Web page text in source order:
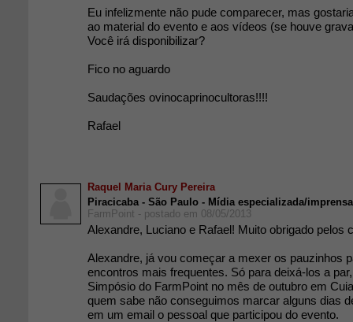
Eu infelizmente não pude comparecer, mas
ao material do evento e aos vídeos (se houve
Você irá disponibilizar?
Fico no aguardo
Saudações ovinocaprinocultoras!!!!
Rafael
Raquel Maria Cury Pereira
Piracicaba - São Paulo - Mídia especializada/imprensa
FarmPoint - postado em 08/05/2013
Alexandre, Luciano e Rafael! Muito obrigado pelos
Alexandre, já vou começar a mexer os pauzinhos
encontros mais frequentes. Só para deixá-los a
Simpósio do FarmPoint no mês de outubro em
quem sabe não conseguimos marcar alguns dias
em um email o pessoal que participou do evento.